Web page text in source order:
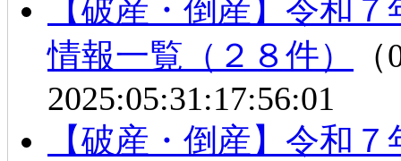
【破産・倒産】令和
情報一覧（２８件）
2025:05:31:17:56:01
【破産・倒産】令和